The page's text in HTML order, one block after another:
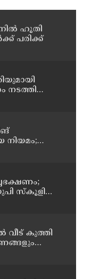
ഹൂതി
പരിക്ക്
നിയമം;
സ്‌കൂളില്‍
വീട് കുത്തി